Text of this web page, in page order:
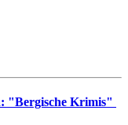
"Bergische Krimis"